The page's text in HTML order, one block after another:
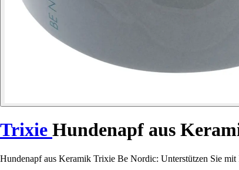
Trixie Hundenapf aus
Hundenapf aus Keramik Trixie Be Nordic: Unterstützen Sie